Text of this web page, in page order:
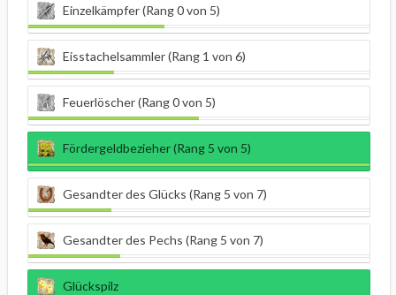
Einzelkämpfer (Rang 0 von 5)
Eisstachelsammler (Rang 1 von 6)
Feuerlöscher (Rang 0 von 5)
Fördergeldbezieher (Rang 5 von 5)
Gesandter des Glücks (Rang 5 von 7)
Gesandter des Pechs (Rang 5 von 7)
Glückspilz